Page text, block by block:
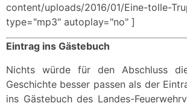
content/uploads/2016/01/Eine-tolle-
type="mp3" autoplay="no" ]
Eintrag ins Gästebuch
Nichts würde für den Abschluss
Geschichte besser passen als der
ins Gästebuch des Landes-